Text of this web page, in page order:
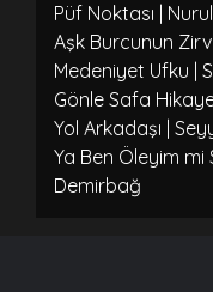
Püf Noktası |
Aşk Burcunun
Medeniyet Ufku |
Gönle Safa
Yol Arkadaşı |
Ya Ben Öleyim
Demirbağ